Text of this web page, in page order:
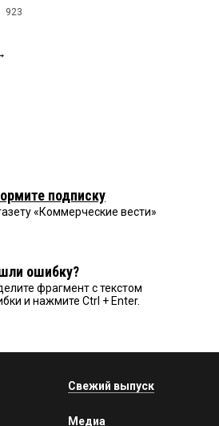
923
подписку
«Коммерческие вести»
ошибку?
фрагмент с текстом
и нажмите Ctrl + Enter.
Свежий выпуск
Медиа